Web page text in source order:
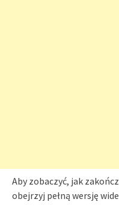
Aby zobaczyć, jak
obejrzyj pełną wersję